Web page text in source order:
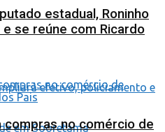
estadual, Roninho
se reúne com Ricardo
no comércio de